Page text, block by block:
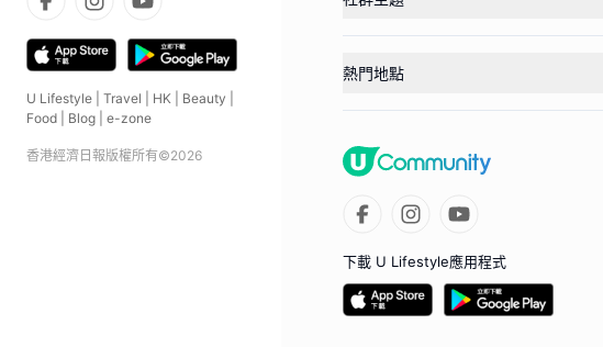
U Lifestyle Travel HK Beauty
Food
Blog e-zone
香港經濟日報版權所有©2026
熱門地點
下載 U Lifestyle應用程式